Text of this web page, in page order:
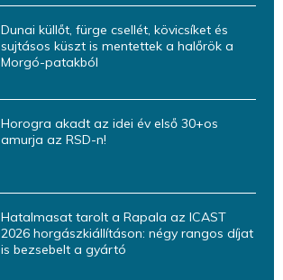
Dunai küllőt, fürge csellét, kövicsíket és
sujtásos küszt is mentettek a halőrök a
Morgó-patakból
Horogra akadt az idei év első 30+os
amurja az RSD-n!
Hatalmasat tarolt a Rapala az ICAST
2026 horgászkiállításon: négy rangos díjat
is bezsebelt a gyártó